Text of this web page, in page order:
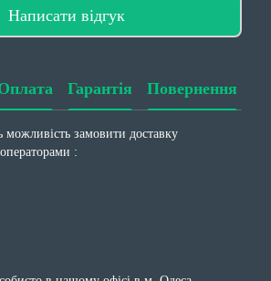
Написати відгук
Гарантія Повернення
замовити доставку
: